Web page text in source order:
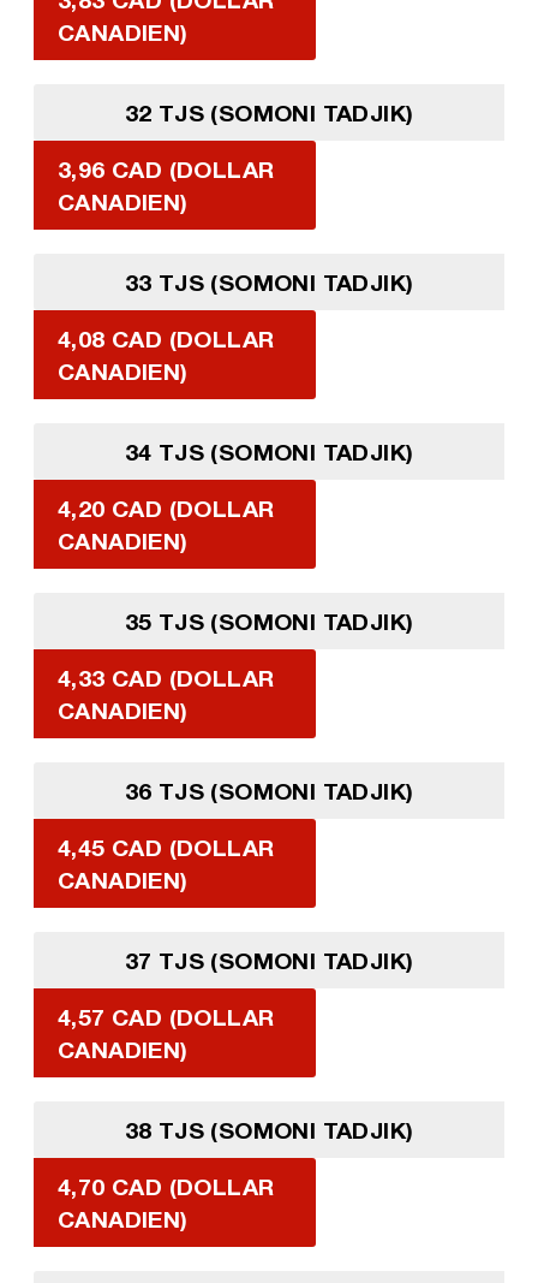
CANADIEN)
32 TJS (SOMONI TADJIK)
3,96 CAD (DOLLAR
CANADIEN)
33 TJS (SOMONI TADJIK)
4,08 CAD (DOLLAR
CANADIEN)
34 TJS (SOMONI TADJIK)
4,20 CAD (DOLLAR
CANADIEN)
35 TJS (SOMONI TADJIK)
4,33 CAD (DOLLAR
CANADIEN)
36 TJS (SOMONI TADJIK)
4,45 CAD (DOLLAR
CANADIEN)
37 TJS (SOMONI TADJIK)
4,57 CAD (DOLLAR
CANADIEN)
38 TJS (SOMONI TADJIK)
4,70 CAD (DOLLAR
CANADIEN)